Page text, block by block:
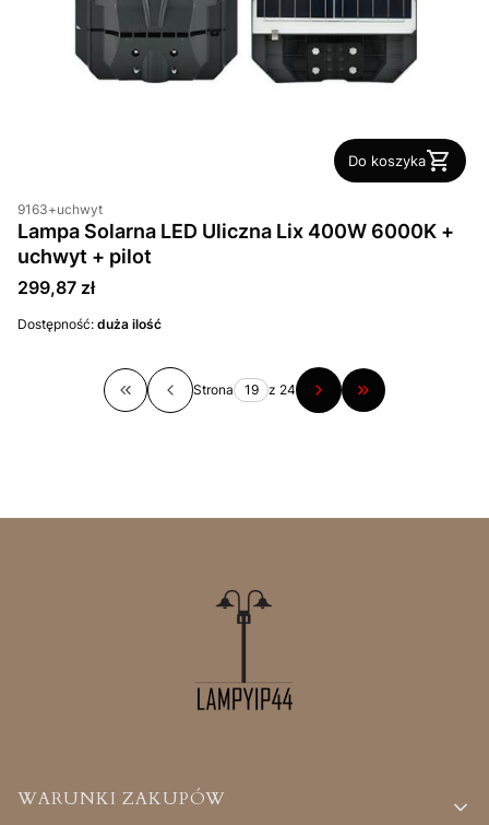
Do koszyka
9163+uchwyt
Lampa Solarna LED Uliczna Lix 400W 6000K +
uchwyt + pilot
Cena
299,87 zł
Dostępność: duża ilość
Wróć do pierwszej strony z produktami
Strona z 24 Przejdź do
Linki w stopce
WARUNKI ZAKUPÓW